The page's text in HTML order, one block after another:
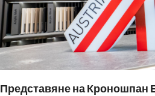
Представяне на Кроношпан